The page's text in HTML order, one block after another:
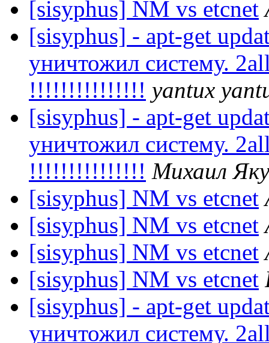
[sisyphus] NM vs etcnet
[sisyphus] - apt-get
уничтожил систему.
!!!!!!!!!!!!!!! yantux
[sisyphus] - apt-get
уничтожил систему.
!!!!!!!!!!!!!!! Михаил
[sisyphus] NM vs etcnet
[sisyphus] NM vs etcnet
[sisyphus] NM vs etcnet
[sisyphus] NM vs etcnet
[sisyphus] - apt-get
уничтожил систему.